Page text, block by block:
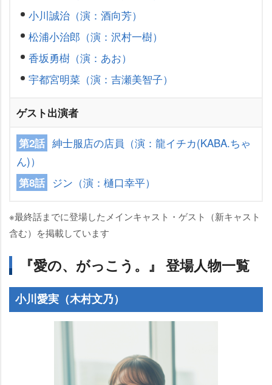
小川誠治（演：酒向芳）
松浦小治郎（演：沢村一樹）
香坂勇樹（演：あお）
宇都宮明菜（演：吉瀬美智子）
ゲスト出演者
第2話 紳士服店の店員（演：龍イチカ(KABA.ちゃ
ん)）
第8話 ジン（演：樋口幸平）
※最終話までに登場したメインキャスト・ゲスト（新キャスト
含む）を掲載しています
『愛の、がっこう。』 登場人物一覧
小川愛実（木村文乃）